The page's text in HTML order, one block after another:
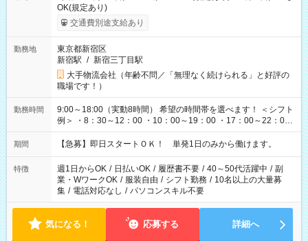
OK(規定あり)
交通費別途支給あり
勤務地
東京都新宿区
新宿駅 / 新宿三丁目駅
大手物流会社（年齢不問／「無理なく続けられる」と好評の
職場です！）
勤務時間
9:00～18:00（実動8時間） 希望の時間帯を選べます！ ＜シフト
例＞ ・8：30～12：00 ・10：00～19：00 ・17：00～22：00
・13：00～22：00 ・22：00～翌6：00 など
期間 【急募】即日スタートＯＫ！ 単発1日のみから働けます。
特徴 週1日からOK / 日払いOK / 履歴書不要 / 40～50代活躍中 / 副
業・WワークOK / 服装自由 / シフト勤務 / 10名以上の大量募
集 / 電話対応なし / パソコンスキル不要
気になる！ 応募する 詳細へ